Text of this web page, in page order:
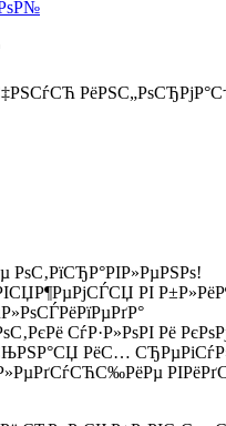
РІ
СѓР·Р»РѕРІ Рё
РёС…